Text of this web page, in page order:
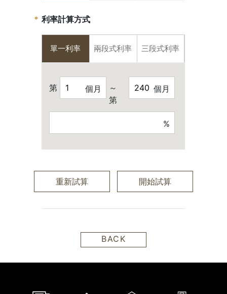
利率計算方式
單一利率 兩段式利率 三段式利率
第 個月
～
第
個月
%
重新試算 開始試算
BACK